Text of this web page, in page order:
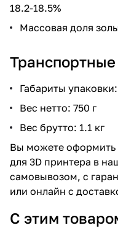
18.2-18.5%
Массовая доля
Габариты
Вес нетто: 750 г
Вес брутто: 1.1 кг
Вы можете оформить
для 3D принтера в
самовывозом, с
или онлайн с
С этим